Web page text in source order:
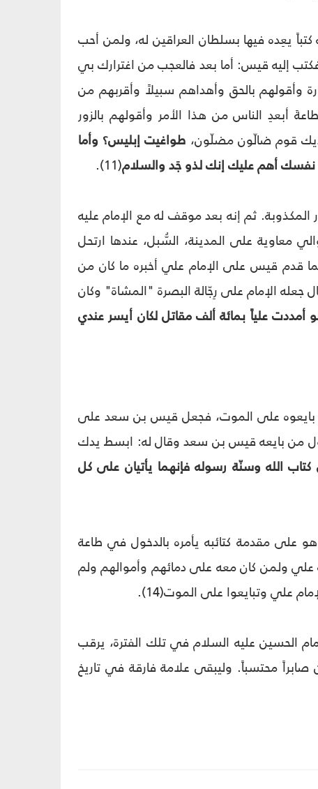
يعِده فيها بسلطان العراقين له، ولمن أحب
إليه قيس: أما بعد فالعجب من اغترارك بي
بالحق وأهداهم سبيلاً وأقربهم من
أبعدِ الناس من هذا الأمر وأقولهم بالزور
قوم ضالّون مضلّون، طواغيت إبليس؟ وأما
نفسك أهم عليك إنك لذو جَد والسلام(11).
المكذوبة. ثم إنه بعد موقف له مع الإمام عليه
معاوية على المدينة، السُّبل، عندها ارتحل
قدم قيس على الإمام علي أخبره ما كان من
الإمام على رِجّالة البصرة "المشاة" وكان
أمددت علياً بمائة ألف مقاتل لكان أيسر عندي
بايعوه على الموت، فجعل قيس بن سعد على
من بايعه قيس بن سعد وقال له: ابسط يدك
الله وسنّة رسوله فإنهما يأتيان على كل
على مقدمة كتائبه يأمره بالدخول في طاعة
علي ولمن كان معه على دمائهم وأموالهم ولم
علي وتبايعوا على الموت(14).
الحسين عليه السلام في تلك الفترة، يرقب
محتسباً. وليبقى علامة فارقة في تاريخ